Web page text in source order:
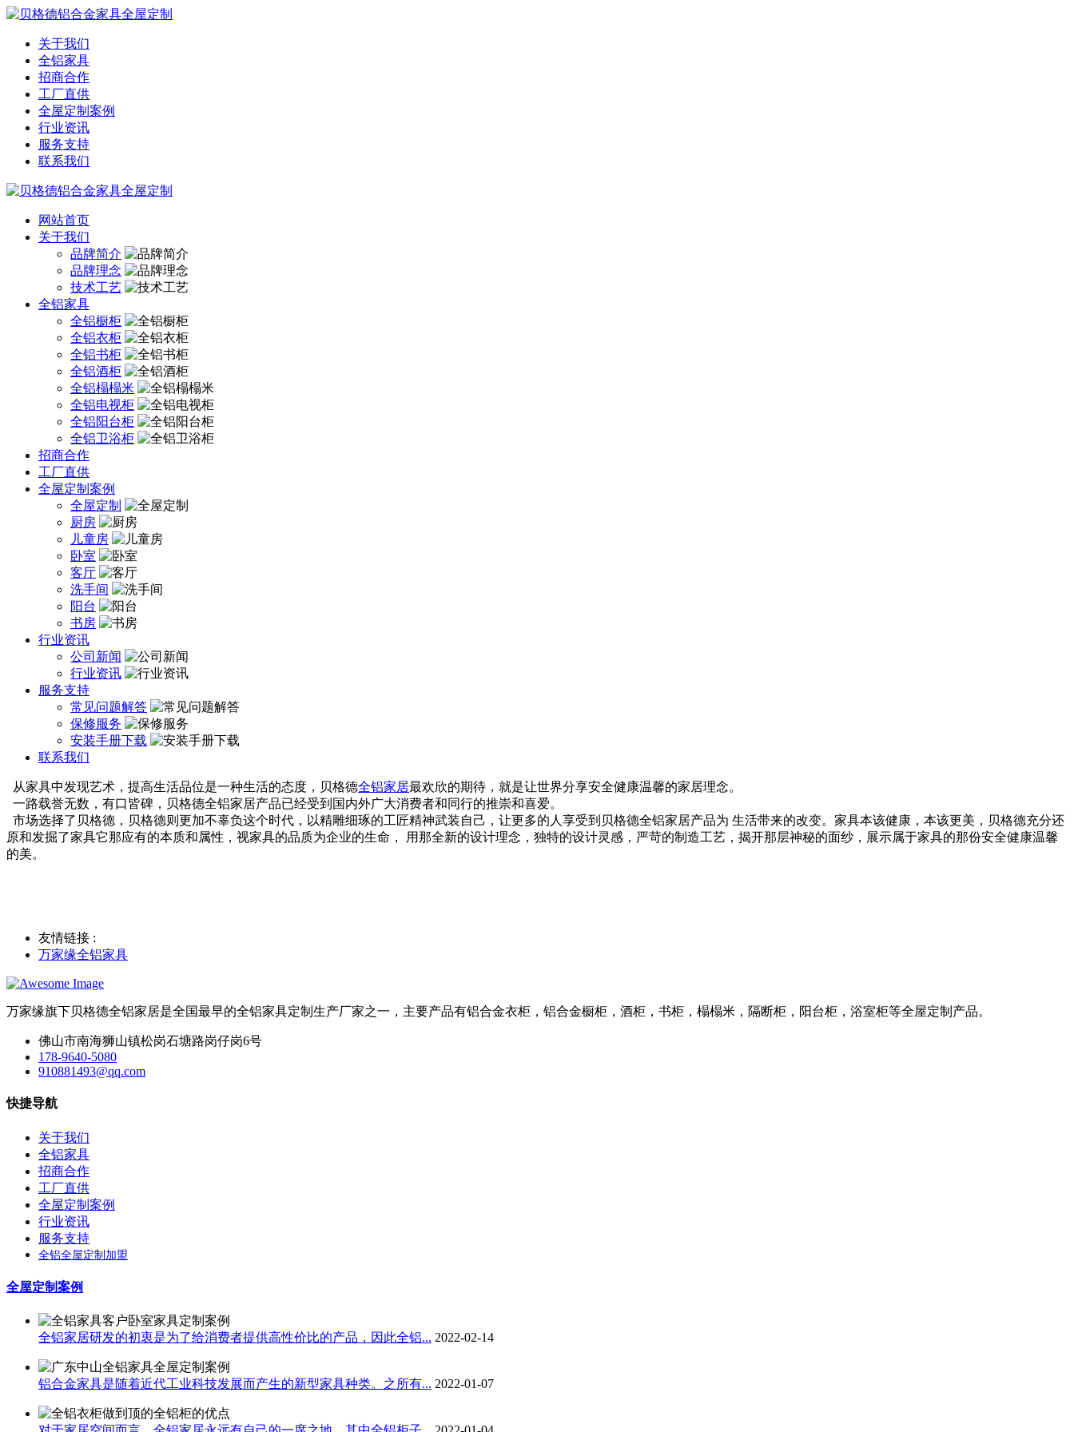
关于我们
全铝家具
招商合作
工厂直供
全屋定制案例
行业资讯
服务支持
联系我们
网站首页
关于我们
品牌简介
品牌理念
技术工艺
全铝家具
全铝橱柜
全铝衣柜
全铝书柜
全铝酒柜
全铝榻榻米
全铝电视柜
全铝阳台柜
全铝卫浴柜
招商合作
工厂直供
全屋定制案例
全屋定制
厨房
儿童房
卧室
客厅
洗手间
阳台
书房
行业资讯
公司新闻
行业资讯
服务支持
常见问题解答
保修服务
安装手册下载
联系我们
从家具中发现艺术，提高生活品位是一种生活的态度，贝格德全铝家居最欢欣的期待，就是让世界分享安全健康温馨的家居理念。
一路载誉无数，有口皆碑，贝格德全铝家居产品已经受到国内外广大消费者和同行的推崇和喜爱。
市场选择了贝格德，贝格德则更加不辜负这个时代，以精雕细琢的工匠精神武装自己，让更多的人享受到贝格德全铝家居产品为 生活带来的改变。家具本该健康，本该更美，贝格德充分还
原和发掘了家具它那应有的本质和属性，视家具的品质为企业的生命， 用那全新的设计理念，独特的设计灵感，严苛的制造工艺，揭开那层神秘的面纱，展示属于家具的那份安全健康温馨
的美。
友情链接 :
万家缘全铝家具
万家缘旗下贝格德全铝家居是全国最早的全铝家具定制生产厂家之一，主要产品有铝合金衣柜，铝合金橱柜，酒柜，书柜，榻榻米，隔断柜，阳台柜，浴室柜等全屋定制产品。
佛山市南海狮山镇松岗石塘路岗仔岗6号
178-9640-5080
910881493@qq.com
快捷导航
关于我们
全铝家具
招商合作
工厂直供
全屋定制案例
行业资讯
服务支持
全铝全屋定制加盟
全屋定制案例
全铝家居研发的初衷是为了给消费者提供高性价比的产品，因此全铝... 2022-02-14
铝合金家具是随着近代工业科技发展而产生的新型家具种类。之所有... 2022-01-07